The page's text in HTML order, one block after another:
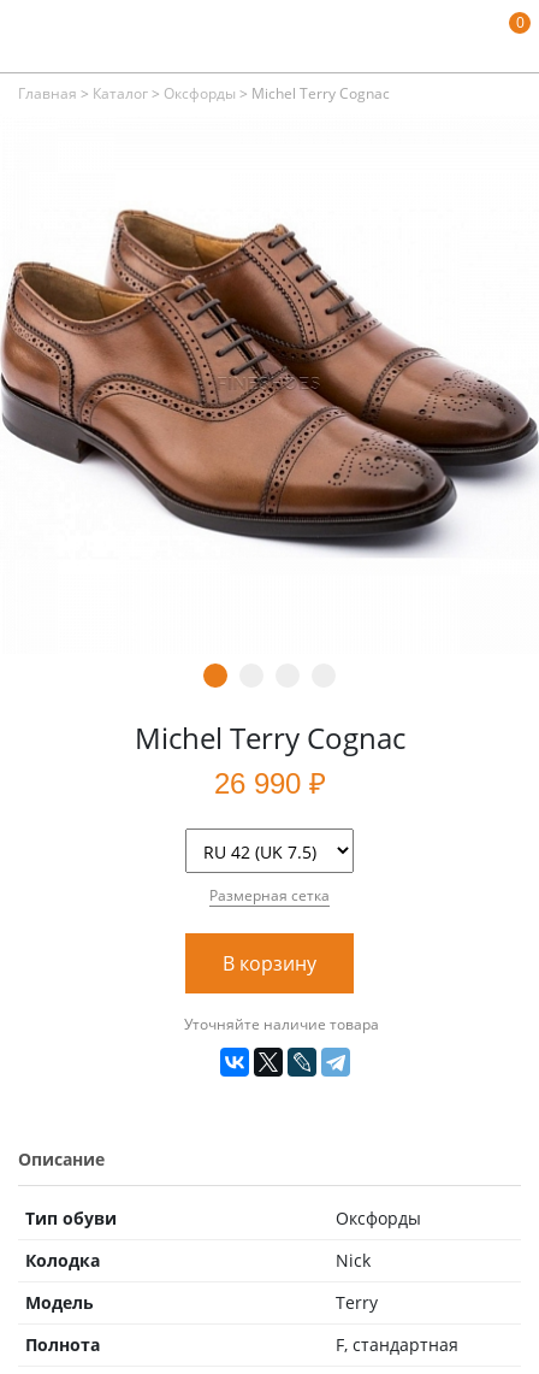
0
Главная > Каталог> Оксфорды > Michel Terry Cognac
Michel Terry Cognac
26 990 ₽
Размерная сетка
В корзину
Уточняйте наличие товара
Описание
Тип обуви
Оксфорды
Колодка
Nick
Модель
Terry
Полнота
F, стандартная